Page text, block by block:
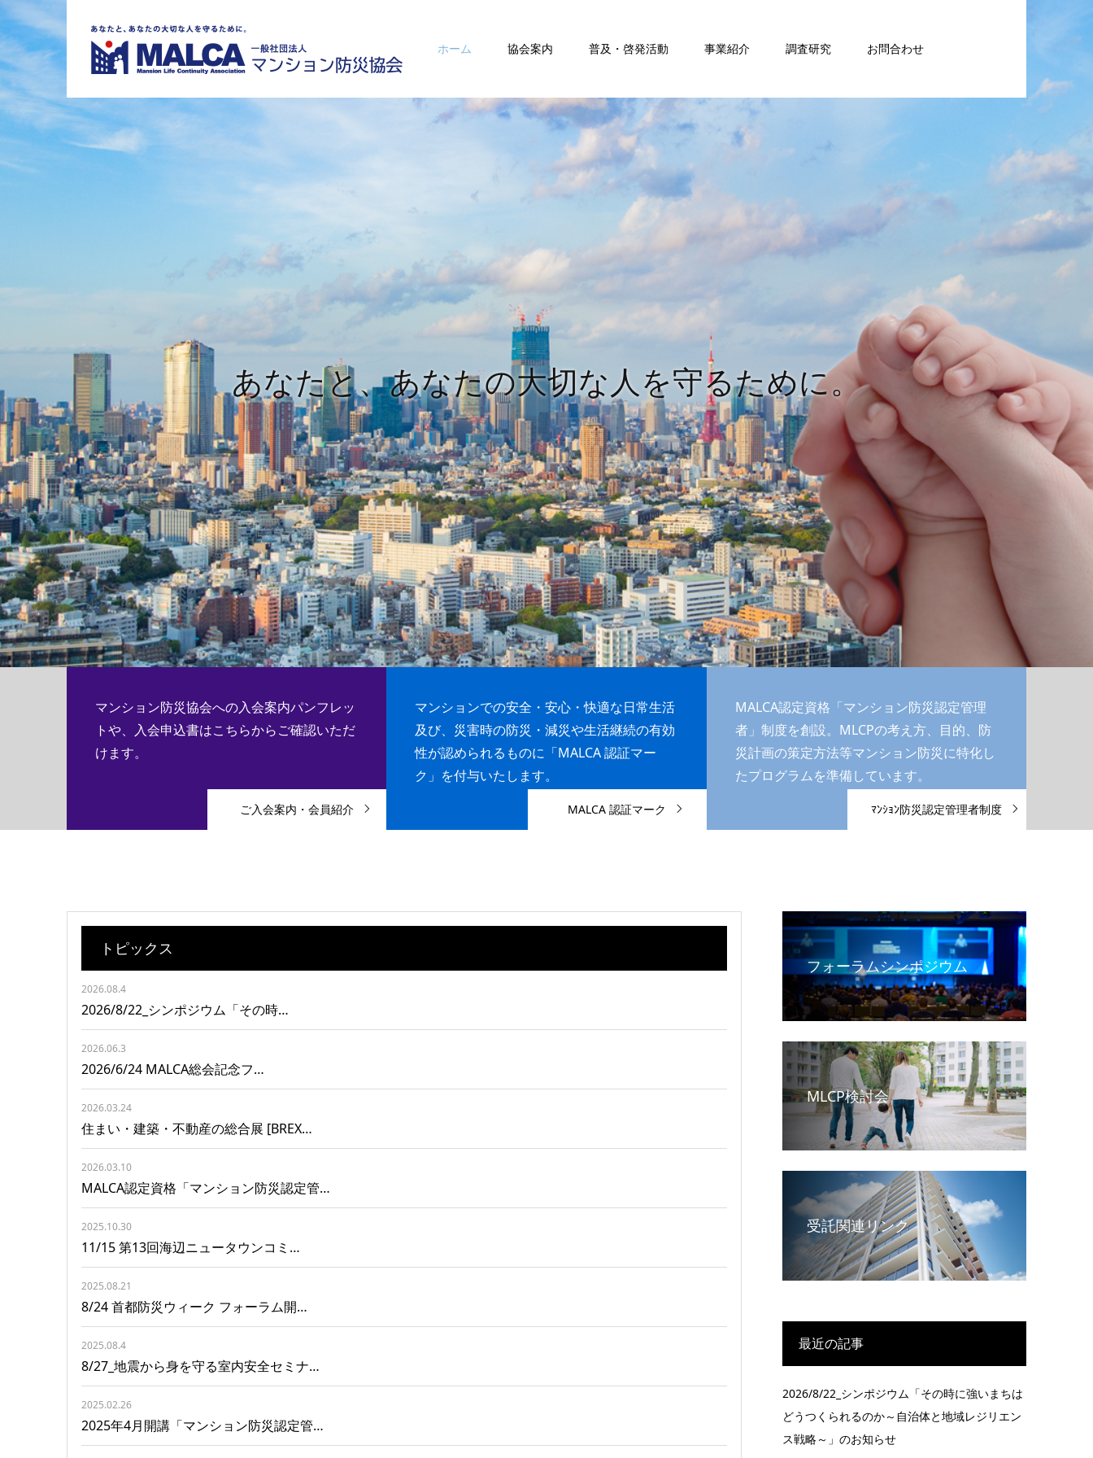
ホーム 協会案内 普及・啓発活動 事業紹介 調査研究 お問合わせ
あなたと、あなたの大切な人を守るために。
マンション防災協会への入会案内パンフレッ
トや、入会申込書はこちらからご確認いただ
けます。
ご入会案内・会員紹介
マンションでの安全・安心・快適な日常生活
及び、災害時の防災・減災や生活継続の有効
性が認められるものに「MALCA 認証マー
ク」を付与いたします。
MALCA 認証マーク
MALCA認定資格「マンション防災認定管理
者」制度を創設。MLCPの考え方、目的、防
災計画の策定方法等マンション防災に特化し
たプログラムを準備しています。
ﾏﾝｼｮﾝ防災認定管理者制度
トピックス
2026.08.4
2026/8/22_シンポジウム「その時…
2026.06.3
2026/6/24 MALCA総会記念フ…
2026.03.24
住まい・建築・不動産の総合展 [BREX…
2026.03.10
MALCA認定資格「マンション防災認定管…
2025.10.30
11/15 第13回海辺ニュータウンコミ…
2025.08.21
8/24 首都防災ウィーク フォーラム開…
2025.08.4
8/27_地震から身を守る室内安全セミナ…
2025.02.26
2025年4月開講「マンション防災認定管…
フォーラムシンポジウム
MLCP検討会
受託関連リンク
最近の記事
2026/8/22_シンポジウム「その時に強いまちは
どうつくられるのか～自治体と地域レジリエン
ス戦略～」のお知らせ